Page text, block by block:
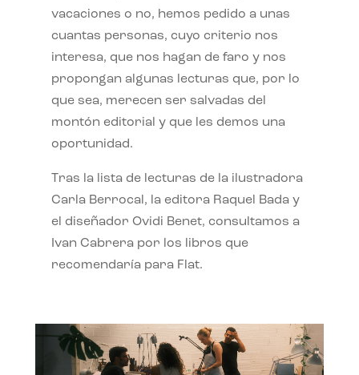
vacaciones o no, hemos pedido a unas
cuantas personas, cuyo criterio nos
interesa, que nos hagan de faro y nos
propongan algunas lecturas que, por lo
que sea, merecen ser salvadas del
montón editorial y que les demos una
oportunidad.
Tras la lista de lecturas de la ilustradora
Carla Berrocal, la editora Raquel Bada y
el diseñador Ovidi Benet, consultamos a
Ivan Cabrera por los libros que
recomendaría para Flat.